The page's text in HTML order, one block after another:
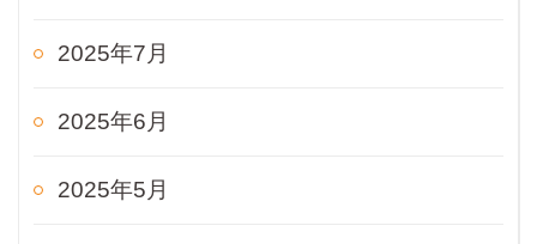
2025年7月
2025年6月
2025年5月